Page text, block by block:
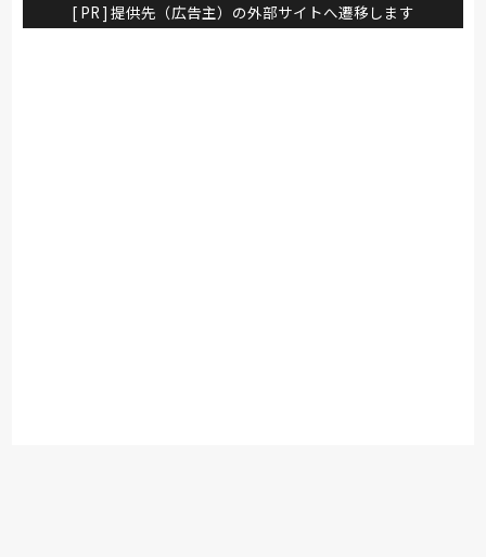
[ PR ] 提供先（広告主）の外部サイトへ遷移します